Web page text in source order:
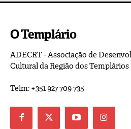
O Templário
ADECRT - Associação de
Cultural da Região dos Templários
Telm: +351 927 709 735